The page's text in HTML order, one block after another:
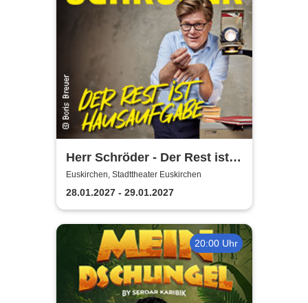
Herr Schröder - Der Rest ist
Hausaufgabe
Euskirchen, Stadttheater Euskirchen
28.01.2027 - 29.01.2027
20:00 Uhr